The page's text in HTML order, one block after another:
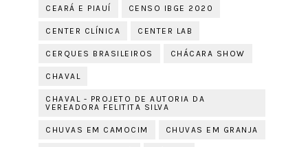
CEARÁ E PIAUÍ CENSO IBGE 2020
CENTER CLÍNICA CENTER LAB
CERQUES BRASILEIROS CHÁCARA SHOW
CHAVAL
CHAVAL - PROJETO DE AUTORIA DA
VEREADORA FELITITA SILVA
CHUVAS EM CAMOCIM CHUVAS EM GRANJA